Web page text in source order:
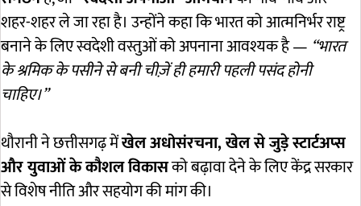
शहर-शहर ले जा रहा है। उन्होंने कहा कि भारत को आत्मनिर्भर राष्ट्र
बनाने के लिए स्वदेशी वस्तुओं को अपनाना आवश्यक है — “भारत
के श्रमिक के पसीने से बनी चीज़ें ही हमारी पहली पसंद होनी
चाहिए।”
थौरानी ने छत्तीसगढ़ मेंखेल अधोसंरचना, खेल से जुड़े स्टार्टअप्स
और युवाओं के कौशल विकासको बढ़ावा देने के लिए केंद्र सरकार
से विशेष नीति और सहयोग की मांग की।